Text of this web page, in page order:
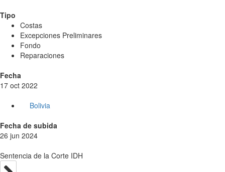
Tipo
Costas
Excepciones Preliminares
Fondo
Reparaciones
Fecha
17 oct 2022
Bolivia
Fecha de subida
26 jun 2024
Sentencia de la Corte IDH